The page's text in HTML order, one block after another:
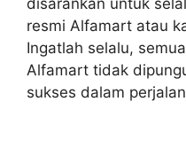
disarankan untuk
resmi Alfamart atau
Ingatlah selalu,
Alfamart tidak
sukses dalam